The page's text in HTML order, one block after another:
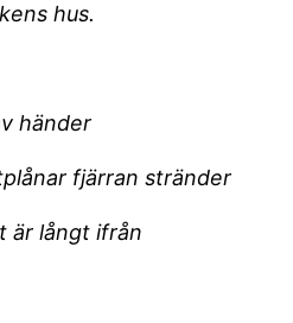
hus.
händer
fjärran stränder
är långt ifrån